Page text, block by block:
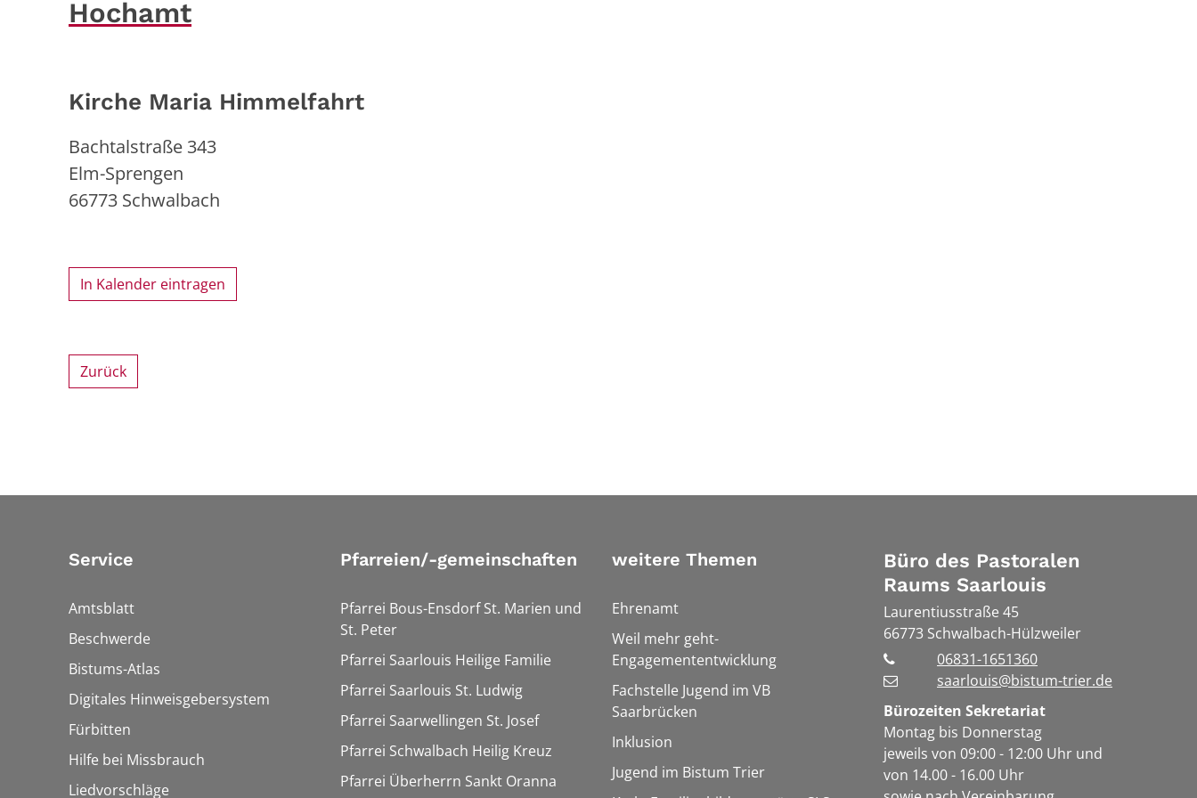
Hochamt
Kirche Maria Himmelfahrt
Bachtalstraße 343
Elm-Sprengen
66773 Schwalbach
In Kalender eintragen
Zurück
Service
Amtsblatt
Beschwerde
Bistums-Atlas
Digitales Hinweisgebersystem
Fürbitten
Hilfe bei Missbrauch
Liedvorschläge
Pfarreien/-gemeinschaften
Pfarrei Bous-Ensdorf St. Marien und
St. Peter
Pfarrei Saarlouis Heilige Familie
Pfarrei Saarlouis St. Ludwig
Pfarrei Saarwellingen St. Josef
Pfarrei Schwalbach Heilig Kreuz
Pfarrei Überherrn Sankt Oranna
weitere Themen
Ehrenamt
Weil mehr geht-
Engagemententwicklung
Fachstelle Jugend im VB
Saarbrücken
Inklusion
Jugend im Bistum Trier
Büro des Pastoralen
Raums Saarlouis
Laurentiusstraße 45
66773 Schwalbach-Hülzweiler
06831-1651360
saarlouis@bistum-trier.de
Bürozeiten Sekretariat
Montag bis Donnerstag
jeweils von 09:00 - 12:00 Uhr und
von 14.00 - 16.00 Uhr